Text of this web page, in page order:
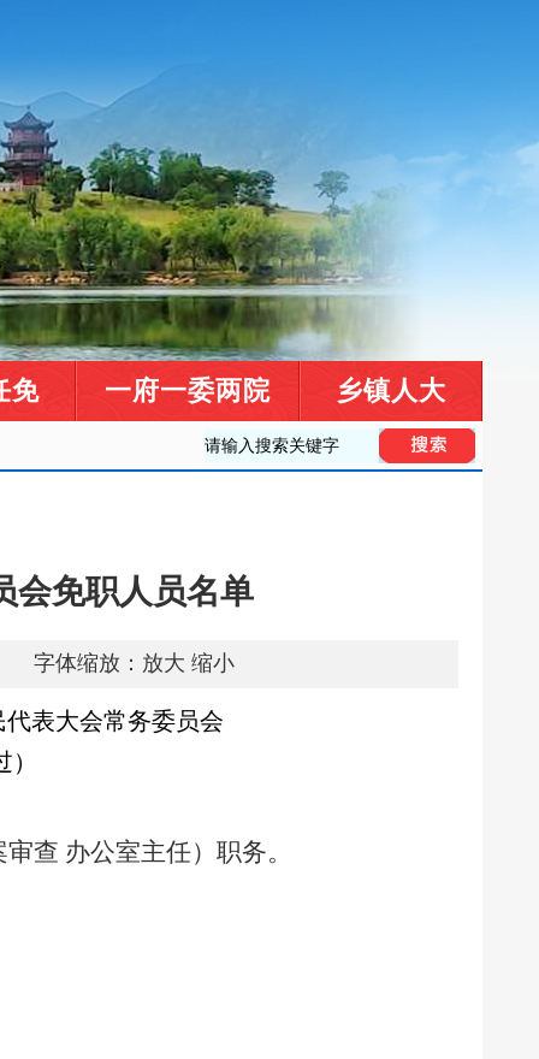
免 一府一委两院 乡镇人大
会免职人员名单
字体缩放： 放大 缩小
代表大会常务委员会
查 办公室主任）职务。